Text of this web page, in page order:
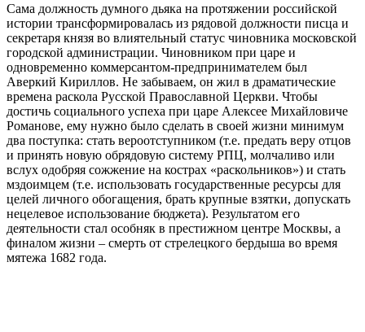
Сама должность думного дьяка на протяжении российской
истории трансформировалась из рядовой должности писца и
секретаря князя во влиятельный статус чиновника московской
городской администрации. Чиновником при царе и
одновременно коммерсантом-предпринимателем был
Аверкий Кириллов. Не забываем, он жил в драматические
времена раскола Русской Православной Церкви. Чтобы
достичь социального успеха при царе Алексее Михайловиче
Романове, ему нужно было сделать в своей жизни минимум
два поступка: стать вероотступником (т.е. предать веру отцов
и принять новую обрядовую систему РПЦ, молчаливо или
вслух одобряя сожжение на кострах «раскольников») и стать
мздоимцем (т.е. использовать государственные ресурсы для
целей личного обогащения, брать крупные взятки, допускать
нецелевое использование бюджета). Результатом его
деятельности стал особняк в престижном центре Москвы, а
финалом жизни – смерть от стрелецкого бердыша во время
мятежа 1682 года.